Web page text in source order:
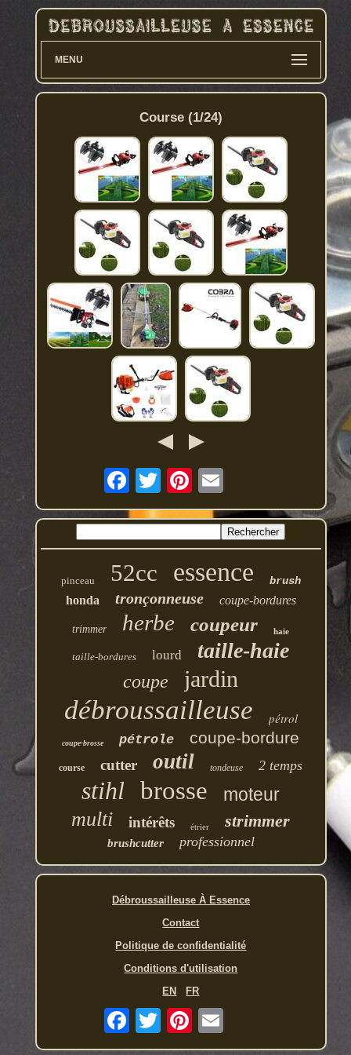
MENU
Course (1/24)
pinceau 52cc essence brush
honda tronçonneuse coupe-bordures
trimmer herbe coupeur haie
taille-bordures lourd taille-haie
coupe jardin
débroussailleuse pétrol
coupe-brosse pétrole coupe-bordure
course cutter outil tondeuse 2 temps
stihl brosse moteur
multi intérêts étrier strimmer
brushcutter professionnel
Débroussailleuse À Essence
Contact
Politique de confidentialité
Conditions d'utilisation
EN
FR